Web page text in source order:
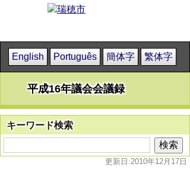
English Português 簡体字 繁体字
平成16年議会会議録
キーワード検索
更新日:2010年12月17日